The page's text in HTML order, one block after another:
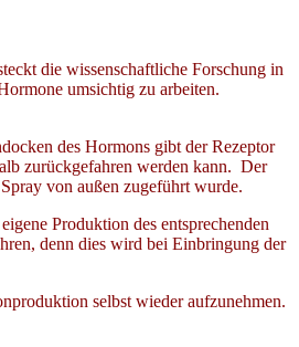
die wissenschaftliche Forschung in
umsichtig zu arbeiten.
des Hormons gibt der Rezeptor
zurückgefahren werden kann. Der
von außen zugeführt wurde.
Produktion des entsprechenden
denn dies wird bei Einbringung der
selbst wieder aufzunehmen.